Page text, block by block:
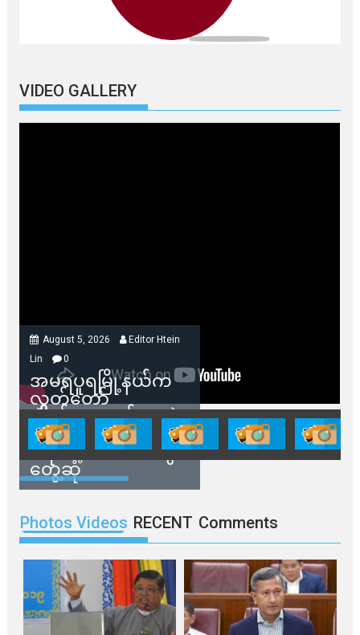
VIDEO GALLERY
August 5, 2026
Editor Htein
Lin
0
အမရပူရမြို့နယ်က
လွှတ်တော်
ကိုယ်စားလှယ်တွေနဲ့
နေအိမ်တွေဖျက်သိမ်း
ခံရမယ့် ဒေသခံတွေ
တွေ့ဆုံ
Photos Videos RECENT Comments